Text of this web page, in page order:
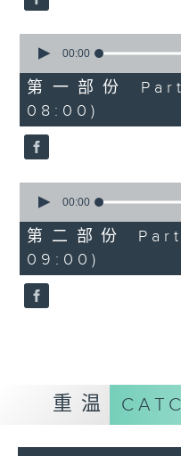
seconds
seconds
55
minutes,
0
seconds
00:00
第一部份
08:00)
seconds
55
minutes,
9
seconds
00:00
第二部份
09:00)
重温